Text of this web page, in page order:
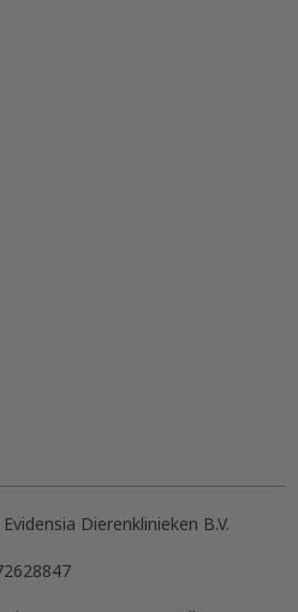
Evidensia Dierenklinieken B.V.